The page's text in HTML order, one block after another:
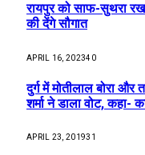
रायपुर को साफ-सुथरा
की देंगे सौगात
APRIL 16, 202340
दुर्ग में मोतीलाल बोरा और
शर्मा ने डाला वोट, कहा-
APRIL 23, 201931